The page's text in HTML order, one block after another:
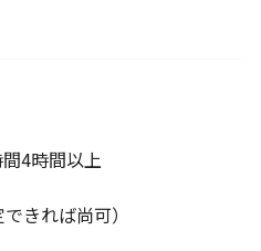
4時間以上
きれば尚可）